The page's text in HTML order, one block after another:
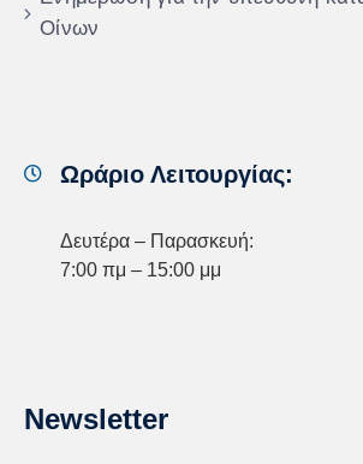
Οίνων
Ωράριο Λειτουργίας:
Δευτέρα – Παρασκευή:
7:00 πμ – 15:00 μμ
Newsletter